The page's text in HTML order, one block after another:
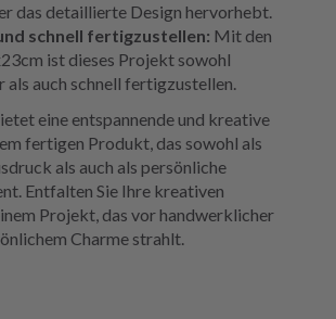
das detaillierte Design hervorhebt.
schnell fertigzustellen: Mit den
ist dieses Projekt sowohl
als auch schnell fertigzustellen.
eine entspannende und kreative
fertigen Produkt, das sowohl als
als auch als persönliche
Entfalten Sie Ihre kreativen
Projekt, das vor handwerklicher
Charme strahlt.